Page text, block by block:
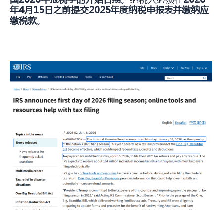
年4月15日之前提交2025年度纳税申报表并缴纳应
缴税款。